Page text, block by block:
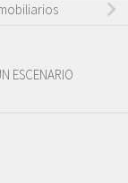
ESCENARIO